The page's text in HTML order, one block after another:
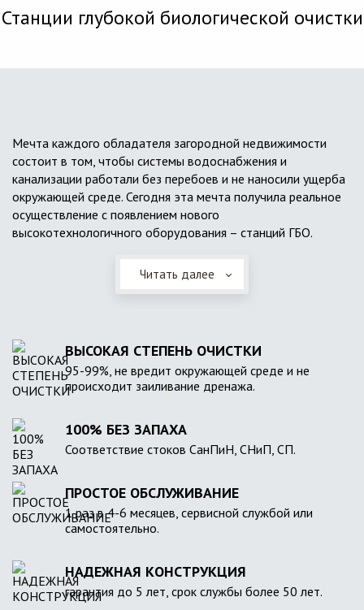
Станции глубокой биологической очистки
Мечта каждого обладателя загородной недвижимости
состоит в том, чтобы системы водоснабжения и
канализации работали без перебоев и не наносили ущерба
окружающей среде. Сегодня эта мечта получила реальное
осуществление с появлением нового
высокотехнологичного оборудования – станций ГБО.
Читать далее
ВЫСОКАЯ СТЕПЕНЬ ОЧИСТКИ
95-99%, не вредит окружающей среде и не
происходит заиливание дренажа.
100% БЕЗ ЗАПАХА
Соответствие стоков СанПиН, СНиП, СП.
ПРОСТОЕ ОБСЛУЖИВАНИЕ
1 раз в 4-6 месяцев, сервисной службой или
самостоятельно.
НАДЕЖНАЯ КОНСТРУКЦИЯ
гарантия до 5 лет, срок службы более 50 лет.